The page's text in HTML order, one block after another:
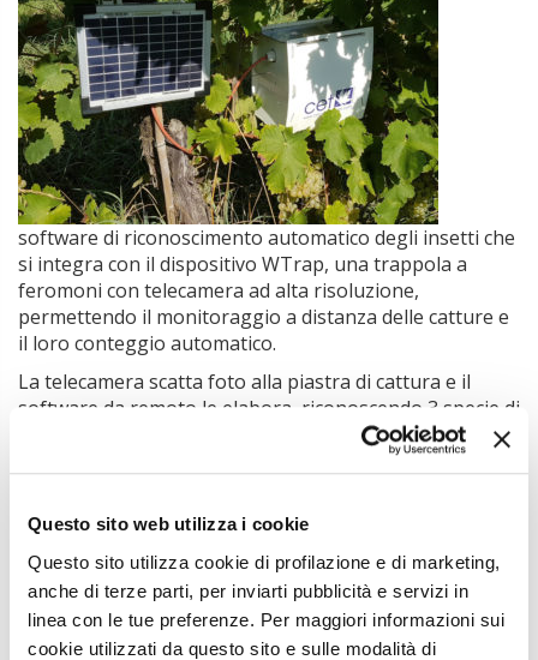
Questo sito web utilizza i cookie
Questo sito utilizza cookie di profilazione e di marketing,
anche di terze parti, per inviarti pubblicità e servizi in
linea con le tue preferenze. Per maggiori informazioni sui
cookie utilizzati da questo sito e sulle modalità di
software di riconoscimento automatico degli insetti che
si integra con il dispositivo WTrap, una trappola a
feromoni con telecamera ad alta risoluzione,
permettendo il monitoraggio a distanza delle catture e
il loro conteggio automatico.
La telecamera scatta foto alla piastra di cattura e il
software da remoto le elabora, riconoscendo 3 specie di
insetti di interesse: tignola, tignoletta, carpocapsa. Solo
per questi, ignorando gli altri insetti, la cattura viene
conta degli stessi individui.
Immagini e conteggi sono visualizzabili su un portale
WEB, da computer o smartphone. Il software riconosce
il cambio piatto e notifica automaticamente la necessità
di ricambio quando il piatto è troppo affollato di insetti.